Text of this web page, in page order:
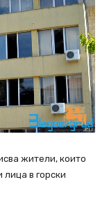
жители, които
в горски